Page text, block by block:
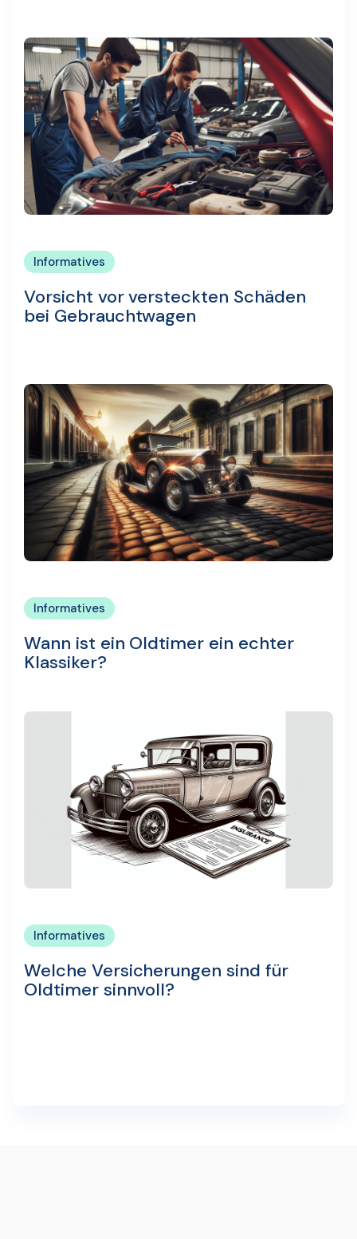
Informatives
Vorsicht vor versteckten Schäden
bei Gebrauchtwagen
Informatives
Wann ist ein Oldtimer ein echter
Klassiker?
Informatives
Welche Versicherungen sind für
Oldtimer sinnvoll?